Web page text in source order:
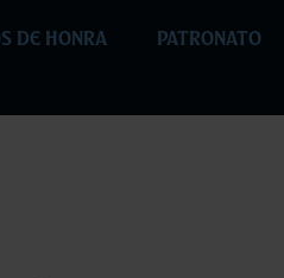
DE HONRA PATRONATO